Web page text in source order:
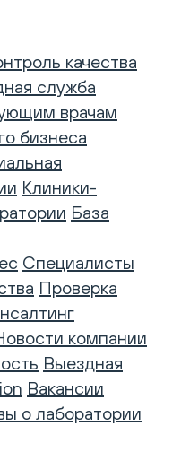
качества
служба
врачам
бизнеса
Клиники-
База
Специалисты
Проверка
компании
Выездная
Вакансии
о лаборатории